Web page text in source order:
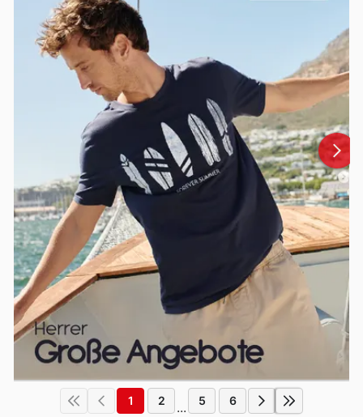
1 2 ... 5 6